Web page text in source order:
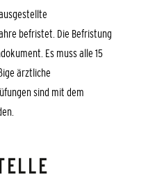
befristet. Die Befristung
Es muss alle 15
ärztliche
sind mit dem